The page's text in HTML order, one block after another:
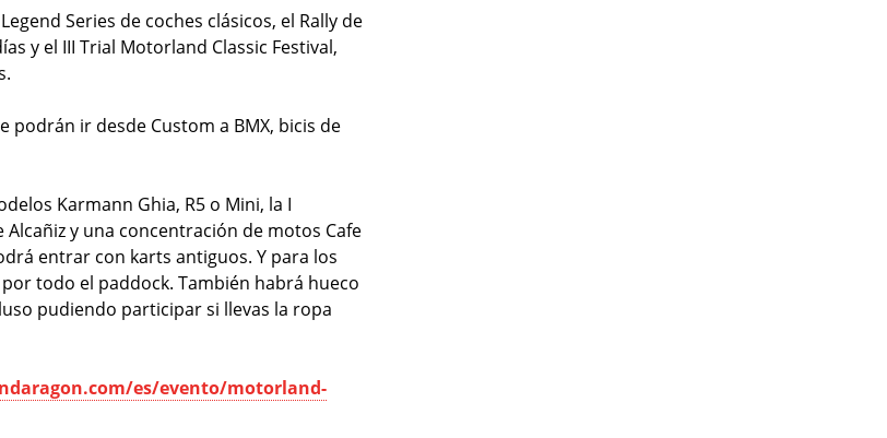
Series de coches clásicos, el Rally de
y el III Trial Motorland Classic Festival,
podrán ir desde Custom a BMX, bicis de
Karmann Ghia, R5 o Mini, la I
y una concentración de motos Cafe
entrar con karts antiguos. Y para los
todo el paddock. También habrá hueco
pudiendo participar si llevas la ropa
es/evento/motorland-